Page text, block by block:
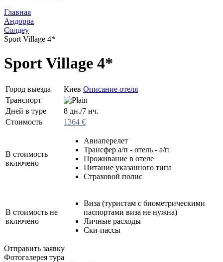
Главная
Андорра
Солдеу
Sport Village 4*
Sport Village 4*
Город выезда Киев Описание отеля
Транспорт
Дней в туре
8 дн./7 нч.
Стоимость
1364 €
В стоимость
включено
Авиаперелет
Трансфер а/п - отель - а/п
Проживание в отеле
Питание указанного типа
Страховой полис
В стоимость не
включено
Виза (туристам с биометрическими
паспортами виза не нужна)
Личные расходы
Ски-пассы
Отправить заявку
Фотогалерея тура